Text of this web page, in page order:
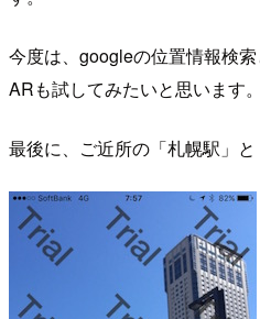
今度は、googleの位置情報検
ARも試してみたいと思います。
最後に、ご近所の「札幌駅」と